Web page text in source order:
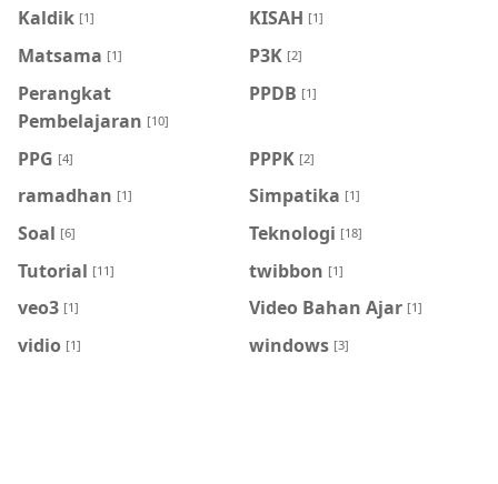
Kaldik [1] KISAH [1]
Matsama [1] P3K [2]
Perangkat
Pembelajaran [10]
PPDB [1]
PPG [4] PPPK [2]
ramadhan [1] Simpatika [1]
Soal [6] Teknologi [18]
Tutorial [11] twibbon [1]
veo3 [1] Video Bahan Ajar [1]
vidio [1] windows [3]